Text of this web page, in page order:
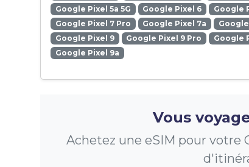
Google Pixel 5a 5G
Google Pixel 6 Google
Google Pixel 7 Pro
Google Pixel 7a
Google Pixel 9
Google Pixel 9 Pro Google
Google Pixel 9a
Vous
Achetez une eSIM pour votre